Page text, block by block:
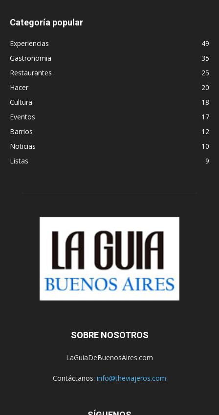
Categoría popular
Experiencias
49
Gastronomia
35
Restaurantes
25
Hacer
20
Cultura
18
Eventos
17
Barrios
12
Noticias
10
Listas
9
SOBRE NOSOTROS
LaGuiaDeBuenosAires.com
Contáctanos: info@theviajeros.com